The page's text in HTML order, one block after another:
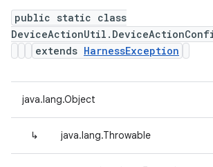
public static class
extends HarnessException
java.lang.Object
↳ java.lang.Throwable